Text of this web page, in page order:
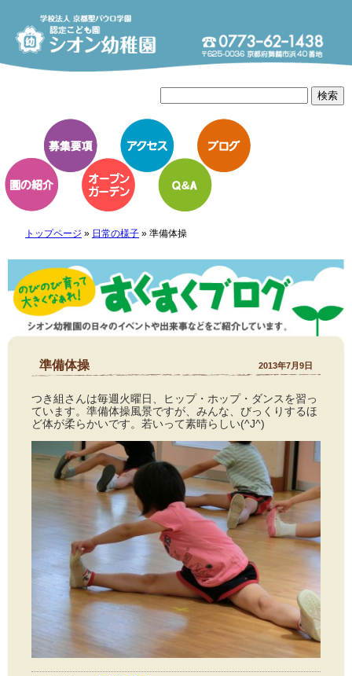
トップページ » 日常の様子» 準備体操
準備体操 2013年7月9日
つき組さんは毎週火曜日、ヒップ・ホップ・ダンスを習っ
ています。準備体操風景ですが、みんな、びっくりするほ
ど体が柔らかいです。若いって素晴らしい(^J^)